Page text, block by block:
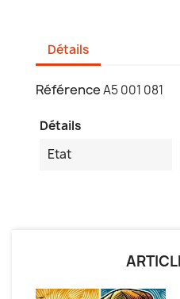
Détails
RéférenceA5 001 081
Détails
Etat